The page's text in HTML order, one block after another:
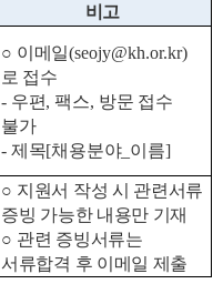
비고
○ 이메일(seojy@kh.or.kr)
로 접수
- 우편,팩스, 방문 접수
불가
- 제목[채용분야_ 이름]
○ 지원서 작성 시 관련서류
증빙 가능한 내용만 기재
○ 관련 증빙서류는
서류합격 후 이메일 제출